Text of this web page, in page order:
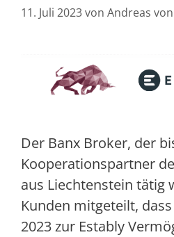
11. Juli 2023von Andreas
Der Banx Broker, der
Kooperationspartner
aus Liechtenstein tätig
Kunden mitgeteilt,
2023 zur Estably